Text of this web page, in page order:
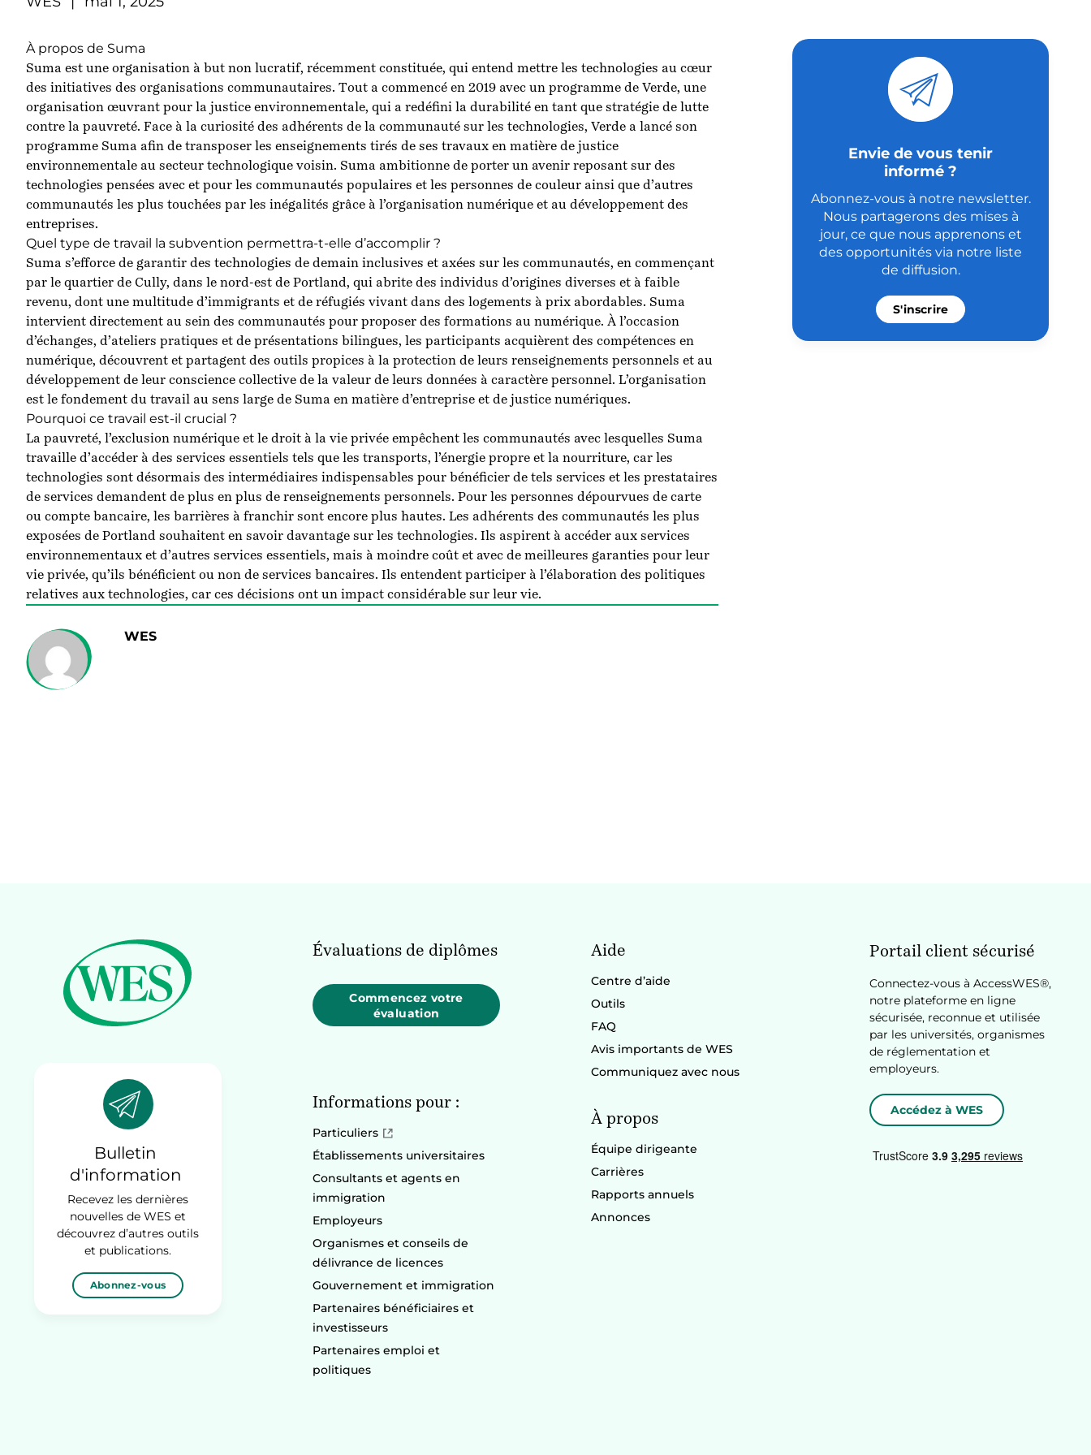
À propos de Suma
Suma est une organisation à but non lucratif, récemment constituée, qui entend mettre les technologies au cœur
des initiatives des organisations communautaires. Tout a commencé en 2019 avec un programme de Verde, une
organisation œuvrant pour la justice environnementale, qui a redéfini la durabilité en tant que stratégie de lutte
contre la pauvreté. Face à la curiosité des adhérents de la communauté sur les technologies, Verde a lancé son
programme Suma afin de transposer les enseignements tirés de ses travaux en matière de justice
environnementale au secteur technologique voisin. Suma ambitionne de porter un avenir reposant sur des
technologies pensées avec et pour les communautés populaires et les personnes de couleur ainsi que d’autres
communautés les plus touchées par les inégalités grâce à l’organisation numérique et au développement des
entreprises.
Quel type de travail la subvention permettra-t-elle d’accomplir ?
Suma s’efforce de garantir des technologies de demain inclusives et axées sur les communautés, en commençant
par le quartier de Cully, dans le nord-est de Portland, qui abrite des individus d’origines diverses et à faible
revenu, dont une multitude d’immigrants et de réfugiés vivant dans des logements à prix abordables. Suma
intervient directement au sein des communautés pour proposer des formations au numérique. À l’occasion
d’échanges, d’ateliers pratiques et de présentations bilingues, les participants acquièrent des compétences en
numérique, découvrent et partagent des outils propices à la protection de leurs renseignements personnels et au
développement de leur conscience collective de la valeur de leurs données à caractère personnel. L’organisation
est le fondement du travail au sens large de Suma en matière d’entreprise et de justice numériques.
Pourquoi ce travail est-il crucial ?
La pauvreté, l’exclusion numérique et le droit à la vie privée empêchent les communautés avec lesquelles Suma
travaille d’accéder à des services essentiels tels que les transports, l’énergie propre et la nourriture, car les
technologies sont désormais des intermédiaires indispensables pour bénéficier de tels services et les prestataires
de services demandent de plus en plus de renseignements personnels. Pour les personnes dépourvues de carte
ou compte bancaire, les barrières à franchir sont encore plus hautes. Les adhérents des communautés les plus
exposées de Portland souhaitent en savoir davantage sur les technologies. Ils aspirent à accéder aux services
environnementaux et d’autres services essentiels, mais à moindre coût et avec de meilleures garanties pour leur
vie privée, qu’ils bénéficient ou non de services bancaires. Ils entendent participer à l’élaboration des politiques
relatives aux technologies, car ces décisions ont un impact considérable sur leur vie.
WES
Envie de vous tenir
informé ?
Abonnez-vous à notre newsletter.
Nous partagerons des mises à
jour, ce que nous apprenons et
des opportunités via notre liste
de diffusion.
S'inscrire
Bulletin
d'information
Recevez les dernières
nouvelles de WES et
découvrez d’autres outils
et publications.
Abonnez-vous
Évaluations de diplômes
Commencez votre
évaluation
Informations pour :
Particuliers
Établissements universitaires
Consultants et agents en
immigration
Employeurs
Organismes et conseils de
délivrance de licences
Gouvernement et immigration
Partenaires bénéficiaires et
investisseurs
Partenaires emploi et
politiques
Aide
Centre d’aide
Outils
FAQ
Avis importants de WES
Communiquez avec nous
À propos
Équipe dirigeante
Carrières
Rapports annuels
Annonces
Portail client sécurisé
Connectez-vous à AccessWES®,
notre plateforme en ligne
sécurisée, reconnue et utilisée
par les universités, organismes
de réglementation et
employeurs.
Accédez à WES